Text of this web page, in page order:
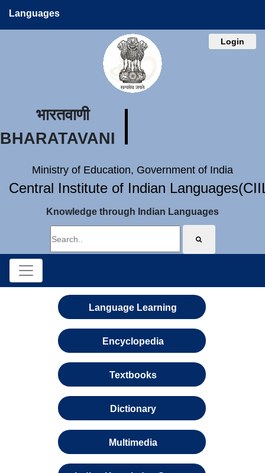
Languages
Login
भारतवाणी
BHARATAVANI
Ministry of Education, Government of India
Central Institute of Indian
Knowledge through Indian Languages
Language Learning
Encyclopedia
Textbooks
Dictionary
Multimedia